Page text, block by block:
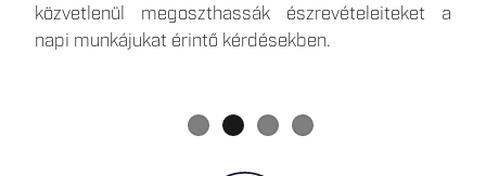
közvetlenül megoszthassák észrevételeiteket a
napi munkájukat érintő kérdésekben.
gyereahuvosre.hu-n és
awww.facebook.com/bvcsengerközösségi média